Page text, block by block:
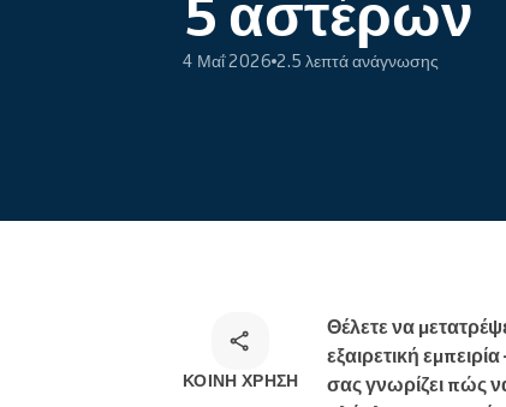
Ηλεκτρονικές κρατήσεις
Omnichannel λύση κρατήσεων
4 Μαΐ 2026 2.5 λεπτά ανάγνωσης
ΚΟΙΝΉ ΧΡΉΣΗ
Θέλετε να
εξαιρετική
σας γνωρίζει πώς